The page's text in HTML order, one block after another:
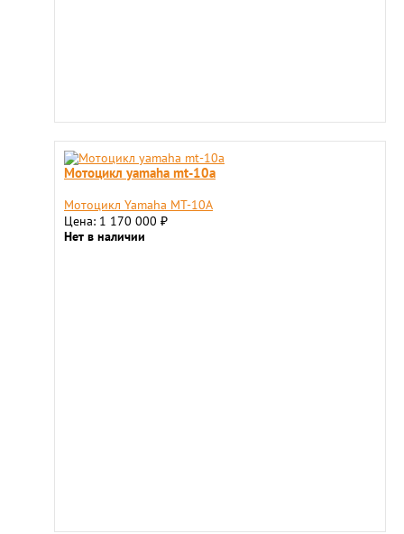
Мотоцикл yamaha mt-10a
Мотоцикл Yamaha MT-10A
Цена: 1 170 000 ₽
Нет в наличии